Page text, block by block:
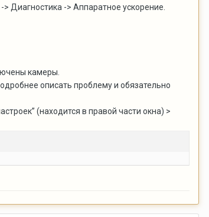
Диагностика -> Аппаратное ускорение.
камеры.
описать проблему и обязательно
(находится в правой части окна) >